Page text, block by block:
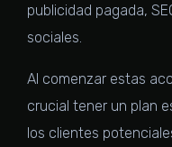
publicidad pagada,
sociales.
Al comenzar estas
crucial tener un plan
los clientes